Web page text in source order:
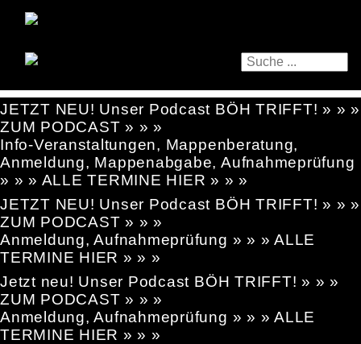
JETZT NEU! Unser Podcast BÖH TRIFFT! » » »
ZUM PODCAST » » »
Info-Veranstaltungen, Mappenberatung,
Anmeldung, Mappenabgabe, Aufnahmeprüfung
» » » ALLE TERMINE HIER » » »
JETZT NEU! Unser Podcast BÖH TRIFFT! » » »
ZUM PODCAST » » »
Anmeldung, Aufnahmeprüfung » » » ALLE
TERMINE HIER » » »
Jetzt neu! Unser Podcast BÖH TRIFFT! » » »
ZUM PODCAST » » »
Anmeldung, Aufnahmeprüfung » » » ALLE
TERMINE HIER » » »